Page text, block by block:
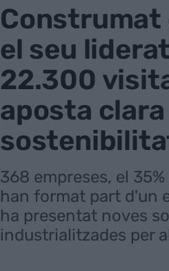
Construmat
el seu
22.300
aposta clara
368 empreses, el
han format part d'un
ha presentat noves
industrialitzades per